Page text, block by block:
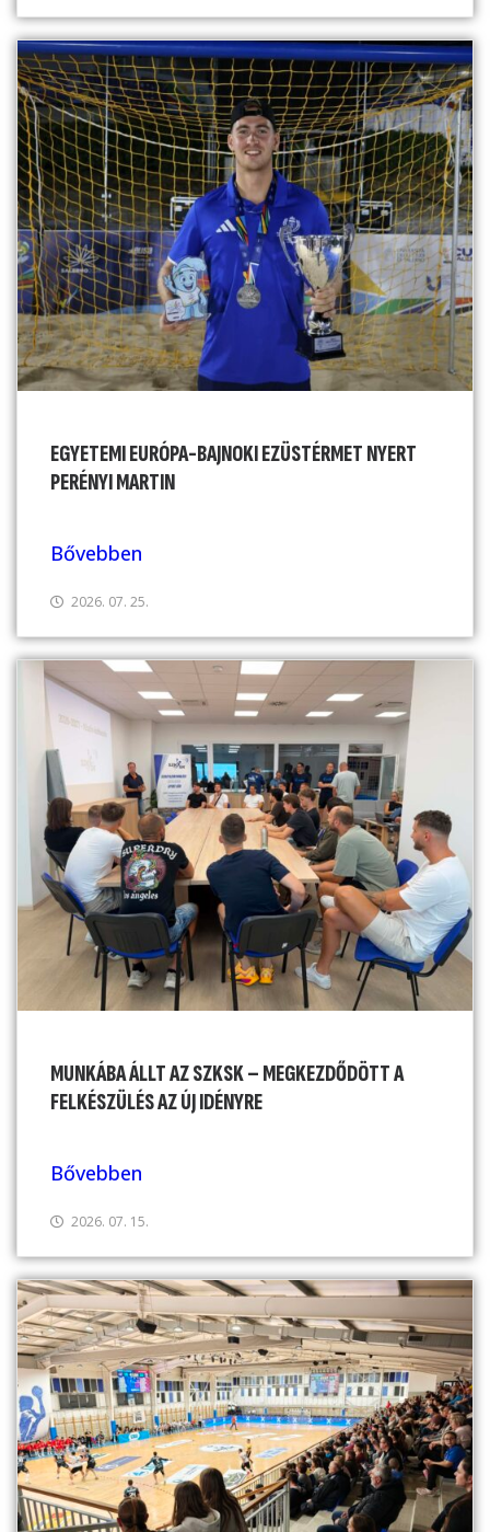
EGYETEMI EURÓPA-BAJNOKI EZÜSTÉRMET NYERT
PERÉNYI MARTIN
2026. 07. 25.
Bővebben
MUNKÁBA ÁLLT AZ SZKSK – MEGKEZDŐDÖTT A
FELKÉSZÜLÉS AZ ÚJ IDÉNYRE
2026. 07. 15.
Bővebben